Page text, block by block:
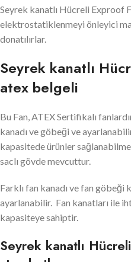
Seyrek kanatlı Hücreli Exproof
elektrostatiklenmeyi önleyici
donatılırlar.
Seyrek kanatlı
atex belgeli
Bu Fan, ATEX Sertifikalı
kanadı ve göbeği ve
kapasitede ürünler
saclı gövde mevcuttur.
Farklı fan kanadı ve fan göbeği
ayarlanabilir. Fan kanatları ile
kapasiteye sahiptir.
Seyrek kanatlı